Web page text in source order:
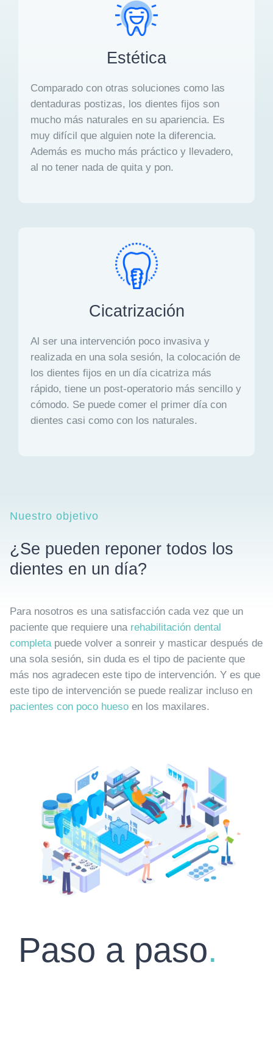
Estética
Comparado con otras soluciones como las
dentaduras postizas, los dientes fijos son
mucho más naturales en su apariencia. Es
muy difícil que alguien note la diferencia.
Además es mucho más práctico y llevadero,
al no tener nada de quita y pon.
Cicatrización
Al ser una intervención poco invasiva y
realizada en una sola sesión, la colocación de
los dientes fijos en un día cicatriza más
rápido, tiene un post-operatorio más sencillo y
cómodo. Se puede comer el primer día con
dientes casi como con los naturales.
Nuestro objetivo
¿Se pueden reponer todos los
dientes en un día?
Para nosotros es una satisfacción cada vez que un
paciente que requiere una rehabilitación dental
completapuede volver a sonreir y masticar después de
una sola sesión, sin duda es el tipo de paciente que
más nos agradecen este tipo de intervención. Y es que
este tipo de intervención se puede realizar incluso en
pacientes con poco huesoen los maxilares.
Paso a paso.